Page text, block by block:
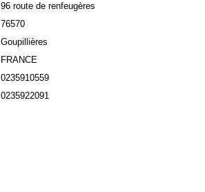
96 route de renfeugères
76570
Goupillières
FRANCE
0235910559
0235922091